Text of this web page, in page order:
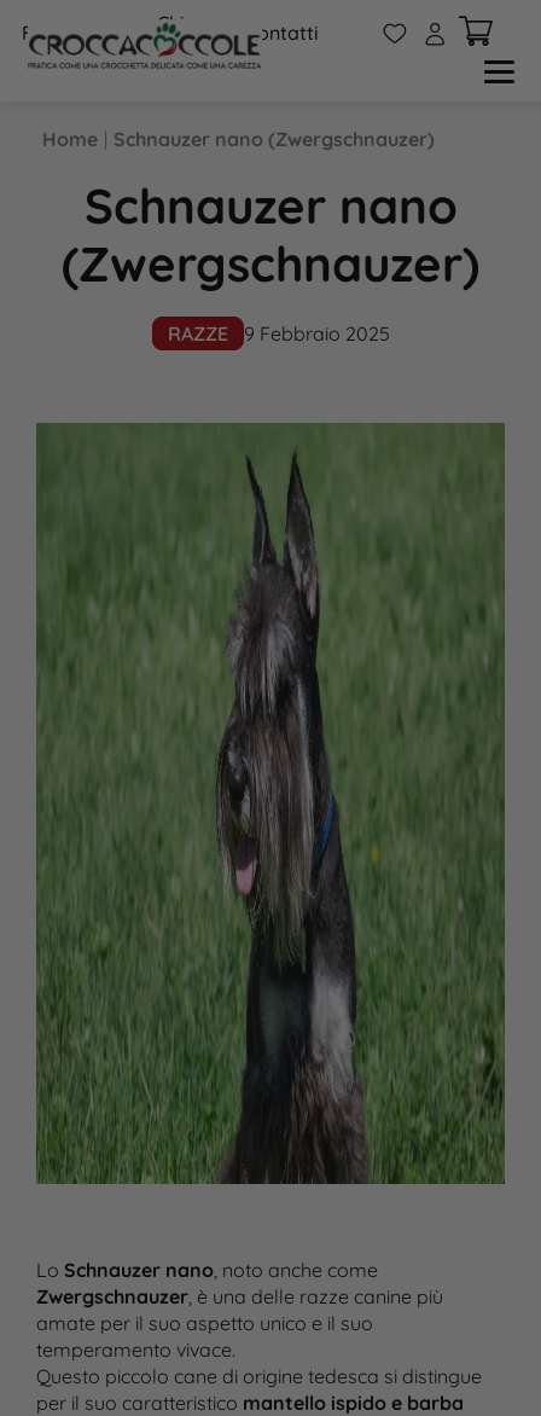
FAQs
Chi
siamo
Contatti W A
Home | Schnauzer nano (Zwergschnauzer)
Schnauzer nano
(Zwergschnauzer)
RAZZE 9 Febbraio 2025
Lo Schnauzer nano, noto anche come
Zwergschnauzer, è una delle razze canine più
amate per il suo aspetto unico e il suo
temperamento vivace.
Questo piccolo cane di origine tedesca si distingue
per il suo caratteristico mantello ispido e barba